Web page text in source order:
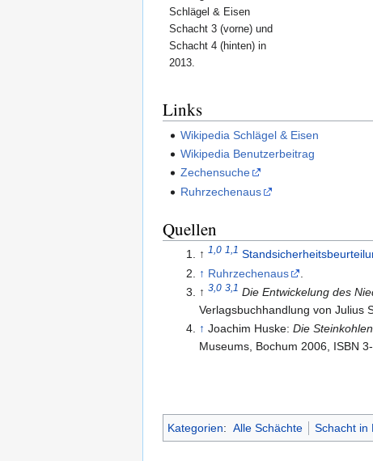
Schlägel & Eisen
Schacht 3 (vorne) und
Schacht 4 (hinten) in
2013.
Links
Wikipedia Schlägel & Eisen
Wikipedia Benutzerbeitrag
Zechensuche
Ruhrzechenaus
Quellen
↑ 1,0 1,1
↑ Ruhrzechenaus
↑ 3,0 3,1 Die Entwickelung des
Verlagsbuchhandlung von Julius
↑ Joachim Huske: Die
Museums, Bochum 2006, ISBN
Kategorien: Alle Schächte Schacht in